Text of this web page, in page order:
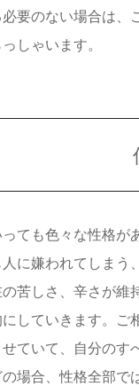
要のない場合は、
しゃいます。
ても色々な性格が
に嫌われてしまう
苦しさ、辛さが維
していきます。ご
ていて、自分のす
場合、性格全部で